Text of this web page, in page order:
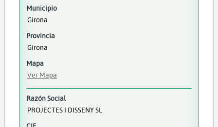
Municipio
Girona
Provincia
Girona
Mapa
Ver Mapa
Razón Social
PROJECTES I DISSENY SL